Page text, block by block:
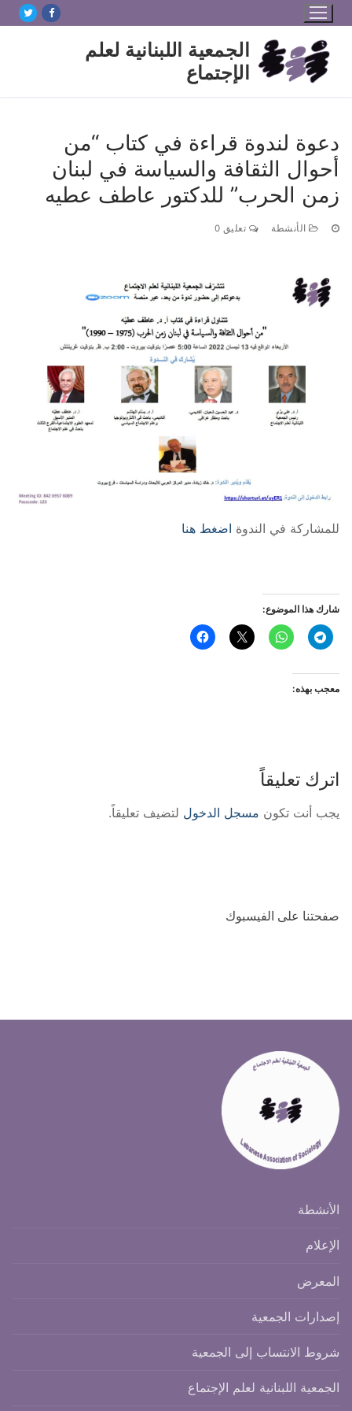
التجاوز
إلى
المحتوى
الجمعية اللبنانية لعلم
الإجتماع
دعوة لندوة قراءة في كتاب “من
أحوال الثقافة والسياسة في لبنان
زمن الحرب” للدكتور عاطف عطيه
الأنشطة تعليق 0
للمشاركة في الندوة اضغط هنا
شارك هذا الموضوع:
معجب بهذه:
اترك تعليقاً
يجب أنت تكون مسجل الدخول لتضيف تعليقاً.
صفحتنا على الفيسبوك
الأنشطة
الإعلام
المعرض
إصدارات الجمعية
شروط الانتساب إلى الجمعية
الجمعية اللبنانية لعلم الإجتماع